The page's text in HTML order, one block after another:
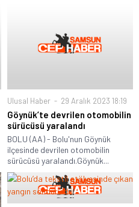
Ulusal Haber 29 Aralık 2023 18:19
Göynük’te devrilen otomobilin
sürücüsü yaralandı
BOLU (AA) - Bolu'nun Göynük
ilçesinde devrilen otomobilin
sürücüsü yaralandı.Göynük...